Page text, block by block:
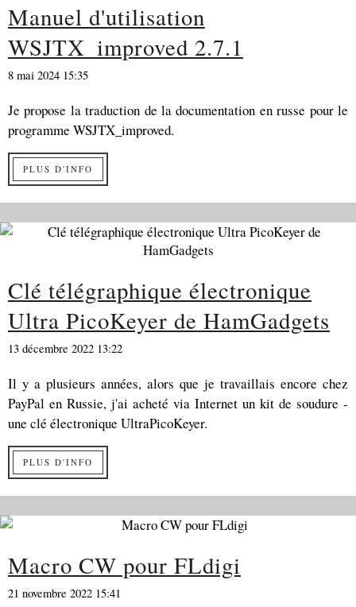
Manuel d'utilisation
WSJTX_improved 2.7.1
8 mai 2024 15:35
Je propose la traduction de la documentation en russe pour le
programme WSJTX_improved.
PLUS D'INFO
Clé télégraphique électronique
Ultra PicoKeyer de HamGadgets
13 décembre 2022 13:22
Il y a plusieurs années, alors que je travaillais encore chez
PayPal en Russie, j'ai acheté via Internet un kit de soudure -
une clé électronique UltraPicoKeyer.
PLUS D'INFO
Macro CW pour FLdigi
21 novembre 2022 15:41